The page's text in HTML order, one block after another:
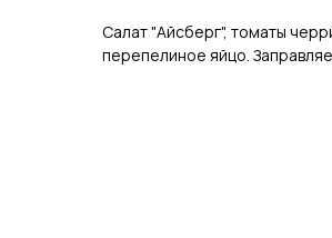
Салат "Айсберг", томаты
перепелиное яйцо.